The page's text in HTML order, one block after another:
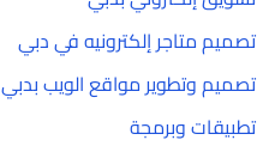
تصميم متاجر إلكترونيه في دبي
تصميم وتطوير مواقع الويب بدبي
تطبيقات وبرمجة